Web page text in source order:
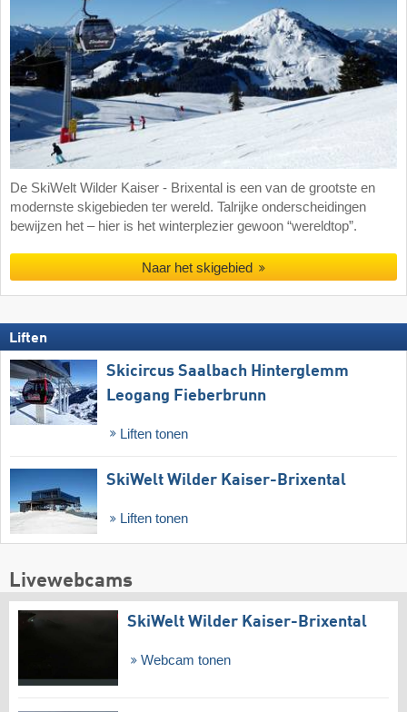
De SkiWelt Wilder Kaiser - Brixental is een van de grootste en
modernste skigebieden ter wereld. Talrijke onderscheidingen
bewijzen het – hier is het winterplezier gewoon “wereldtop”.
Naar het skigebied
Liften
Skicircus Saalbach Hinterglemm
Leogang Fieberbrunn
Liften tonen
SkiWelt Wilder Kaiser-Brixental
Liften tonen
Livewebcams
SkiWelt Wilder Kaiser-Brixental
Webcam tonen